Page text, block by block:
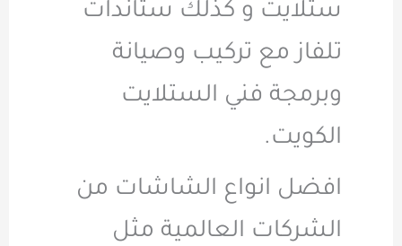
ستلايت و كذلك ستاندات
تلفاز مع تركيب وصيانة
وبرمجة فني الستلايت
الكويت.
افضل انواع الشاشات من
الشركات العالمية مثل